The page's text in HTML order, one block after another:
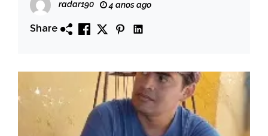
radar190 4 anos ago
Share